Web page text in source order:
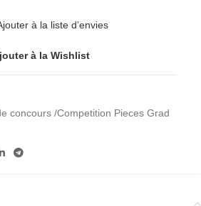
à la liste d’envies
à la Wishlist
concours /Competition Pieces Grad